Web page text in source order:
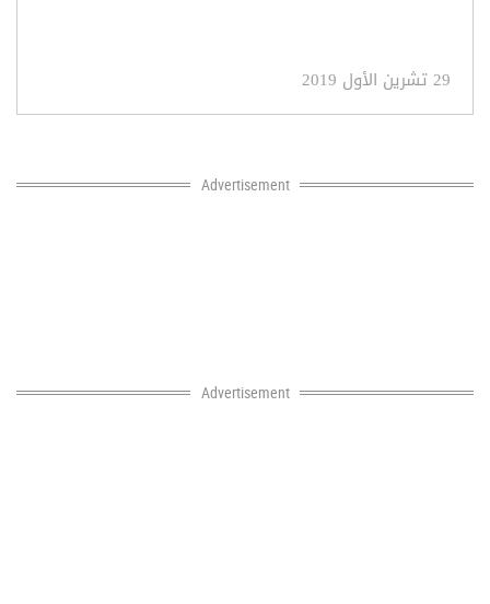
29 تشرين الأول 2019
Advertisement
Advertisement